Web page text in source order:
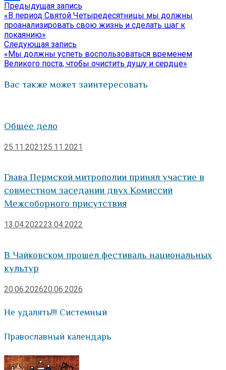
Отправить
Навигация
по
записям
Предыдущая запись
запись:
«В период Святой Четыредесятницы мы должны
проанализировать свою жизнь и сделать шаг к
покаянию»
Следующая запись
запись:
«Мы должны успеть воспользоваться временем
Великого поста, чтобы очистить душу и сердце»
Вас также может заинтересовать
Общее дело
25.11.202125.11.2021
Глава Пермской митрополии принял участие в
совместном заседании двух Комиссий
Межсоборного присутствия
13.04.202223.04.2022
В Чайковском прошел фестиваль национальных
культур
20.06.202620.06.2026
Не удалять!!! Системный
Православный календарь